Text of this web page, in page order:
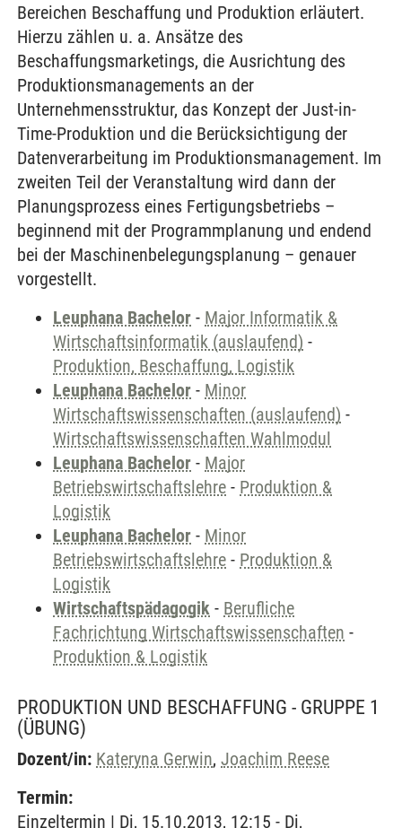
Bereichen Beschaffung und Produktion erläutert.
Hierzu zählen u. a. Ansätze des
Beschaffungsmarketings, die Ausrichtung des
Produktionsmanagements an der
Unternehmensstruktur, das Konzept der Just-in-
Time-Produktion und die Berücksichtigung der
Datenverarbeitung im Produktionsmanagement. Im
zweiten Teil der Veranstaltung wird dann der
Planungsprozess eines Fertigungsbetriebs –
beginnend mit der Programmplanung und endend
bei der Maschinenbelegungsplanung – genauer
vorgestellt.
Leuphana Bachelor - Major Informatik &
Wirtschaftsinformatik (auslaufend) -
Produktion, Beschaffung, Logistik
Leuphana Bachelor - Minor
Wirtschaftswissenschaften (auslaufend) -
Wirtschaftswissenschaften Wahlmodul
Leuphana Bachelor - Major
Betriebswirtschaftslehre - Produktion &
Logistik
Leuphana Bachelor - Minor
Betriebswirtschaftslehre - Produktion &
Logistik
Wirtschaftspädagogik - Berufliche
Fachrichtung Wirtschaftswissenschaften -
Produktion & Logistik
PRODUKTION UND BESCHAFFUNG - GRUPPE 1
(ÜBUNG)
Dozent/in: Kateryna Gerwin, Joachim Reese
Termin:
Einzeltermin | Di, 15.10.2013, 12:15 - Di,